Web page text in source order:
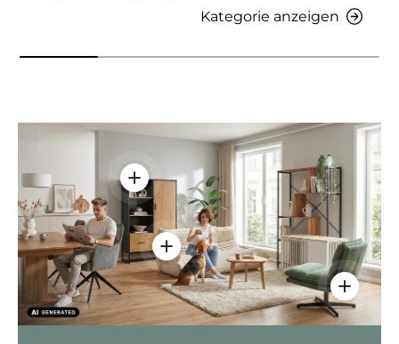
Kategorie anzeigen
Einzelheiten anzeigen - AMIO H -
Einzelheiten anzeigen - Sitzolo 2